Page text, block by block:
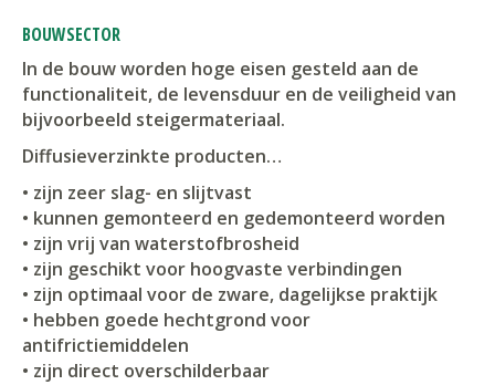
BOUWSECTOR
In de bouw worden hoge eisen gesteld aan de
functionaliteit, de levensduur en de veiligheid van
bijvoorbeeld steigermateriaal.
Diffusieverzinkte producten…
• zijn zeer slag- en slijtvast
• kunnen gemonteerd en gedemonteerd worden
• zijn vrij van waterstofbrosheid
• zijn geschikt voor hoogvaste verbindingen
• zijn optimaal voor de zware, dagelijkse praktijk
• hebben goede hechtgrond voor
antifrictiemiddelen
• zijn direct overschilderbaar